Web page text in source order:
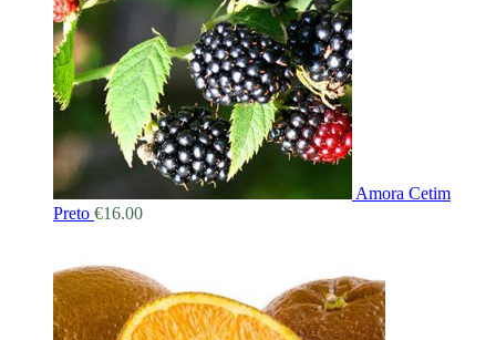
Amora Cetim
Preto €16.00